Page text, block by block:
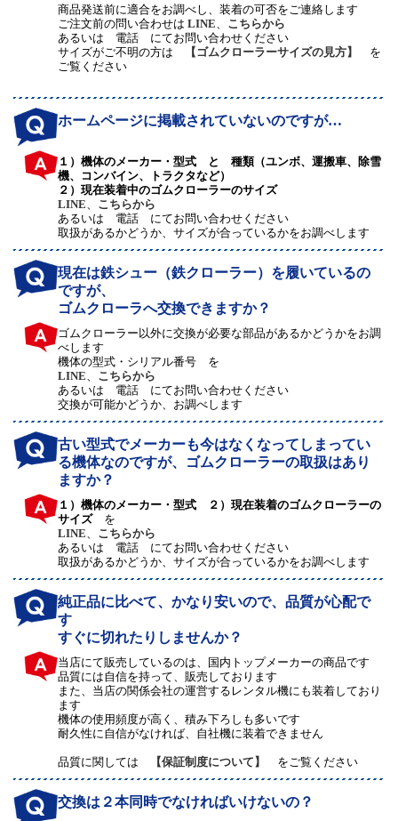
商品発送前に適合をお調べし、装着の可否をご連絡します
ご注文前の問い合わせはLINE、 こちらから
あるいは 電話 にてお問い合わせください
サイズがご不明の方は
【ゴムクローラーサイズの見方】
を
ご覧ください
ホームページに掲載されていないのですが…
１）機体のメーカー・型式 と 種類（ユンボ、運搬車、除雪
機、コンバイン、トラクタなど）
２）現在装着中のゴムクローラーのサイズ
LINE
こちらから
あるいは 電話 にてお問い合わせください
取扱があるかどうか、サイズが合っているかをお調べします
現在は鉄シュー（鉄クローラー）を履いているの
ですが、
ゴムクローラへ交換できますか？
ゴムクローラー以外に交換が必要な部品があるかどうかをお調
べします
機体の型式・シリアル番号 を
LINE
こちらから
あるいは 電話 にてお問い合わせください
交換が可能かどうか、お調べします
古い型式でメーカーも今はなくなってしまってい
る機体なのですが、ゴムクローラーの取扱はあり
ますか？
１）機体のメーカー・型式 ２）現在装着のゴムクローラーの
サイズを
LINE
こちらから
あるいは 電話 にてお問い合わせください
取扱があるかどうか、サイズが合っているかをお調べします
純正品に比べて、かなり安いので、品質が心配で
す
すぐに切れたりしませんか？
当店にて販売しているのは、国内トップメーカーの商品です
品質には自信を持って、販売しております
また、当店の関係会社の運営するレンタル機にも装着しており
ます
機体の使用頻度が高く、積み下ろしも多いです
耐久性に自信がなければ、自社機に装着できません
品質に関しては 【保証制度について】 をご覧ください
交換は２本同時でなければいけないの？